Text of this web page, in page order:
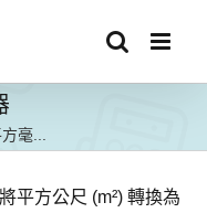
毫...
平方公尺 (m²) 轉換為